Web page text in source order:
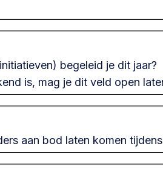
begeleid je dit jaar?
is, mag je dit veld open
aan bod laten komen